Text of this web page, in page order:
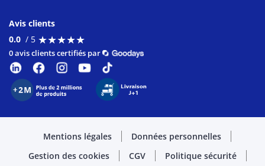
Avis clients
0.0 / 5 ★★★★★
★★★★★
0 avis clients certifiés par
Mentions légales
Données personnelles
Gestion des cookies
CGV
Politique sécurité